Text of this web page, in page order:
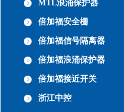
MTL浪涌保护器
倍加福安全栅
倍加福信号隔离器
倍加福浪涌保护器
倍加福接近开关
浙江中控